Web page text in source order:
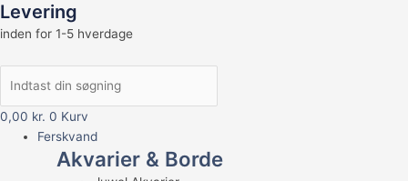
Levering
inden for 1-5 hverdage
0,00 kr. 0 Kurv
Ferskvand
Akvarier & Borde